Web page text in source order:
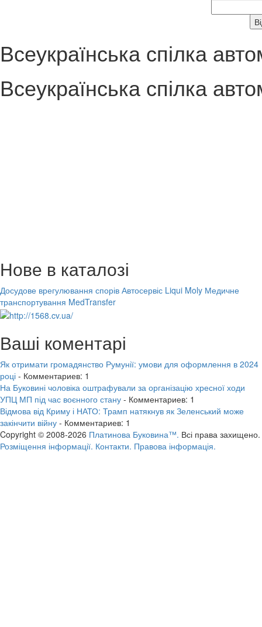
Всеукраїнська спілка
Всеукраїнська спілка
Нове в каталозі
Досудове врегулювання спорів Автосервіс Liqui Moly Медичне
транспортування MedTransfer
Ваші коментарі
Як отримати громадянство Румунії: умови для оформлення в 2024
році - Комментариев: 1
На Буковині чоловіка оштрафували за організацію хресної ходи
УПЦ МП під час воєнного стану - Комментариев: 1
Відмова від Криму і НАТО: Трамп натякнув як Зеленський може
закінчити війну - Комментариев: 1
Copyright © 2008-2026 Платинова Буковина™. Всі права захищено.
Розміщення інформації. Контакти. Правова інформація.